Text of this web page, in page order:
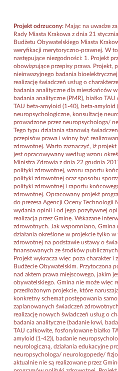
Projekt odrzucony: Mając na uwadze
Rady Miasta Krakowa z dnia 21
Budżetu Obywatelskiego Miasta
weryfikacji merytoryczno-prawnej. W
następujące niezgodności: 1. Projekt
obowiązujące przepisy prawa. Projekt,
nieinwazyjnego badania
realizację świadczeń usług o
badania analityczne dla mieszkańców
badania analityczne (PMR), białko
TAU beta-amyloid (1-40), beta-amyloid
neuropsychologiczne, konsultację
prowadzone przez neuropsychologa/
Tego typu działania stanowią
przepisów prawa i winny być
zdrowotnej. Warto zaznaczyć, iż
jest opracowywany według wzoru
Ministra Zdrowia z dnia 22 grudnia
polityki zdrowotnej, wzoru raportu
polityki zdrowotnej oraz sposobu
polityki zdrowotnej i raportu
zdrowotnej. Opracowany projekt
do prezesa Agencji Oceny Technologii
wydania opinii i od jego pozytywnej
realizacja przez Gminę. Wskazane
zdrowotnych. Jak wspomniano, Gmina
działania określone w projekcie tylko
zdrowotnej na podstawie ustawy o
finansowanych ze środków
Projekt wykracza więc poza charakter i
Budżecie Obywatelskim. Przytoczona
nad aktem prawa miejscowego, jakim
obywatelskiego. Gmina nie może więc
przedłożonym projekcie, które
konkretny schemat postępowania
zaplanowanych świadczeń
realizację nowych świadczeń usług o
badania analityczne (badanie krwi,
TAU całkowite, fosforylowane białko
amyloid (1-42)), badanie
neurologiczną, działania edukacyjne
neuropsychologa/ neurologopedę/
aktualnie nie są realizowane przez